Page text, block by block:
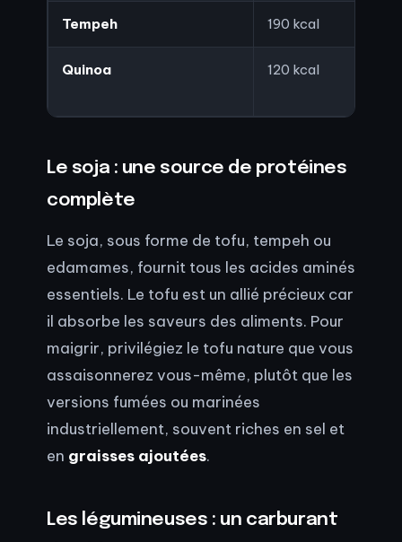
Tempeh 190 kcal
Quinoa 120 kcal
Le soja : une source de protéines
complète
Le soja, sous forme de tofu, tempeh ou
edamames, fournit tous les acides aminés
essentiels. Le tofu est un allié précieux car
il absorbe les saveurs des aliments. Pour
maigrir, privilégiez le tofu nature que vous
assaisonnerez vous-même, plutôt que les
versions fumées ou marinées
industriellement, souvent riches en sel et
en graisses ajoutées.
Les légumineuses : un carburant